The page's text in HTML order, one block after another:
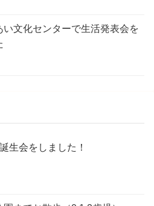
い文化センターで生活発表会を
生会をしました！